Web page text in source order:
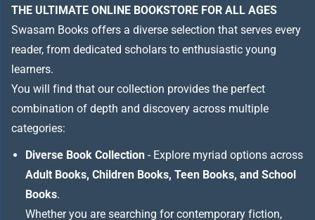
THE ULTIMATE ONLINE BOOKSTORE FOR ALL AGES
Swasam Books offers a diverse selection that serves every
reader, from dedicated scholars to enthusiastic young
learners.
You will find that our collection provides the perfect
combination of depth and discovery across multiple
categories:
Diverse Book Collection - Explore myriad options across
Adult Books, Children Books, Teen Books, and School
Books.
Whether you are searching for contemporary fiction,